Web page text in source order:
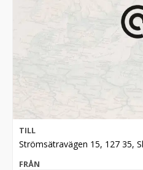
TILL
Strömsätravägen 15, 127 35,
FRÅN